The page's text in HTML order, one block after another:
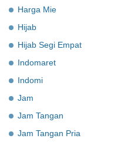
Harga Mie
Hijab
Hijab Segi Empat
Indomaret
Indomi
Jam
Jam Tangan
Jam Tangan Pria